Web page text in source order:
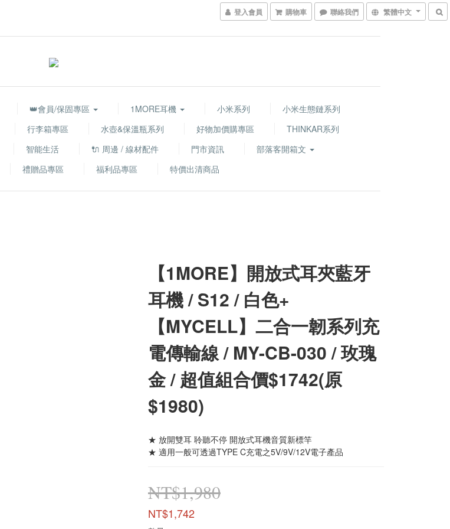
登入會員 購物車 聯絡我們 繁體中文
👑會員/保固專區 1MORE耳機 小米系列
小米生態鏈系列
行李箱專區 水壺&保溫瓶系列 好物加價購專區
THINKAR系列
智能生活 🔌 周邊 / 線材配件 門市資訊
部落客開箱文
禮贈品專區 福利品專區 特價出清商品
【1MORE】開放式耳夾藍牙
耳機 / S12 / 白色+
【MYCELL】二合一韌系列充
電傳輸線 / MY-CB-030 / 玫瑰
金 / 超值組合價$1742(原
$1980)
★ 放開雙耳 聆聽不停 開放式耳機音質新標竿
★ 適用一般可透過TYPE C充電之5V/9V/12V電子產品
NT$1,980
NT$1,742